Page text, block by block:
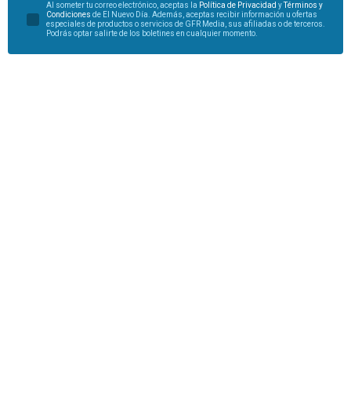
Al someter tu correo electrónico, aceptas la Política de Privacidad yTérminos y
Condiciones de El Nuevo Día. Además, aceptas recibir información u ofertas
especiales de productos o servicios de GFR Media, sus afiliadas o de terceros.
Podrás optar salirte de los boletines en cualquier momento.